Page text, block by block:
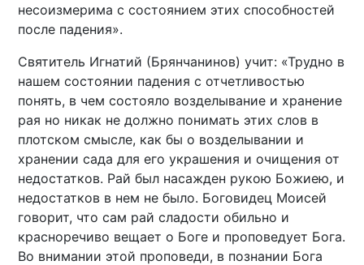
несоизмерима с состоянием этих способностей
после падения».
Святитель Игнатий (Брянчанинов) учит: «Трудно в
нашем состоянии падения с отчетливостью
понять, в чем состояло возделывание и хранение
рая но никак не должно понимать этих слов в
плотском смысле, как бы о возделывании и
хранении сада для его украшения и очищения от
недостатков. Рай был насажден рукою Божиею, и
недостатков в нем не было. Боговидец Моисей
говорит, что сам рай сладости обильно и
красноречиво вещает о Боге и проповедует Бога.
Во внимании этой проповеди, в познании Бога